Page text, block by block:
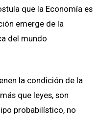
que la Economía es
emerge de la
del mundo
la condición de la
que leyes, son
probabilístico, no